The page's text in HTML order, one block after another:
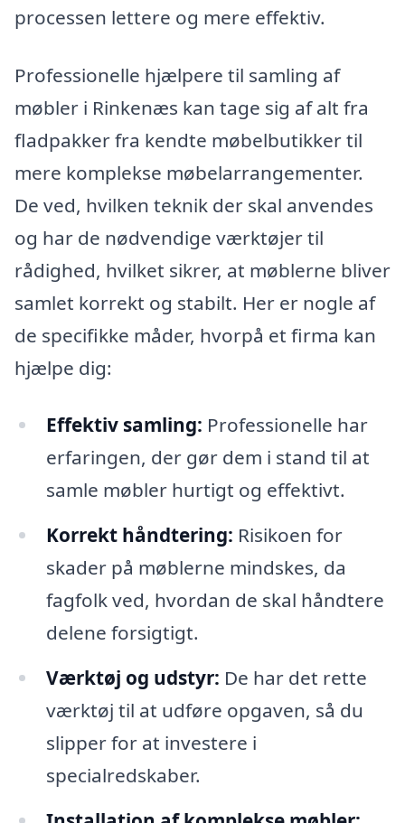
processen lettere og mere effektiv.
Professionelle hjælpere til samling af
møbler i Rinkenæs kan tage sig af alt fra
fladpakker fra kendte møbelbutikker til
mere komplekse møbelarrangementer.
De ved, hvilken teknik der skal anvendes
og har de nødvendige værktøjer til
rådighed, hvilket sikrer, at møblerne bliver
samlet korrekt og stabilt. Her er nogle af
de specifikke måder, hvorpå et firma kan
hjælpe dig:
Effektiv samling: Professionelle har
erfaringen, der gør dem i stand til at
samle møbler hurtigt og effektivt.
Korrekt håndtering: Risikoen for
skader på møblerne mindskes, da
fagfolk ved, hvordan de skal håndtere
delene forsigtigt.
Værktøj og udstyr: De har det rette
værktøj til at udføre opgaven, så du
slipper for at investere i
specialredskaber.